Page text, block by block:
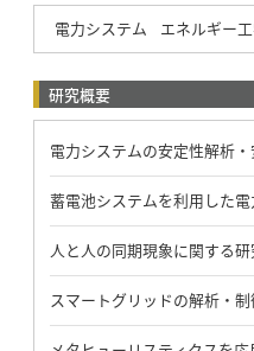
電力システム エネルギー
研究概要
電力システムの安定性解析
蓄電池システムを利用した
人と人の同期現象に関する研
スマートグリッドの解析・制